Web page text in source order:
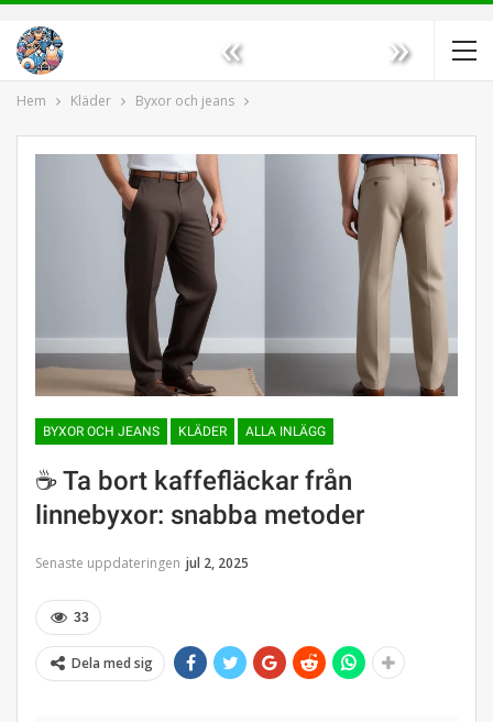
« »
Hem Kläder Byxor och jeans
BYXOR OCH JEANS KLÄDER ALLA INLÄGG
☕ Ta bort kaffefläckar från
linnebyxor: snabba metoder
Senaste uppdateringen jul 2, 2025
33
Dela med sig